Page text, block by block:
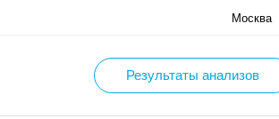
Москва
Результаты анализов